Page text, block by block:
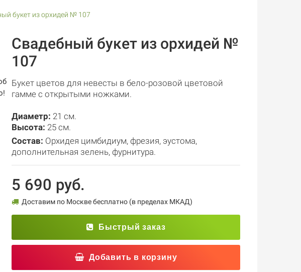
букет из орхидей № 107
Свадебный букет из орхидей №
107
Букет цветов для невесты в бело-розовой цветовой
гамме с открытыми ножками.
Диаметр: 21 см.
Высота: 25 см.
Состав: Орхидея цимбидиум, фрезия, эустома,
дополнительная зелень, фурнитура.
5 690 руб.
Доставим по Москве бесплатно (в пределах МКАД)
Быстрый заказ
Добавить в корзину